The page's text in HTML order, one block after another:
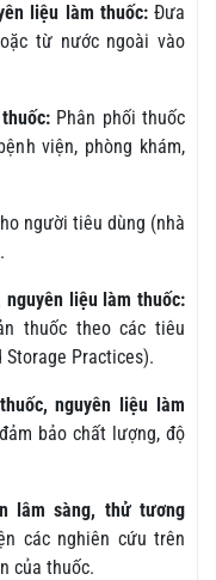
liệu làm thuốc:Đưa
từ nước ngoài vào
Phân phối thuốc
viện, phòng khám,
người tiêu dùng (nhà
liệu làm thuốc:
thuốc theo các tiêu
Storage Practices).
nguyên liệu làm
bảo chất lượng, độ
lâm sàng, thử tương
các nghiên cứu trên
của thuốc.